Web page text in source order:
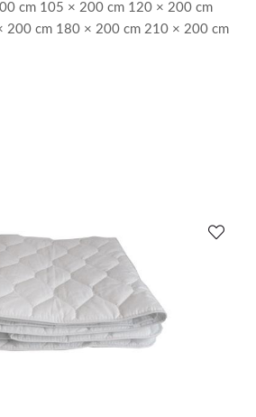
cm 105 × 200 cm 120 × 200 cm
200 cm 180 × 200 cm 210 × 200 cm